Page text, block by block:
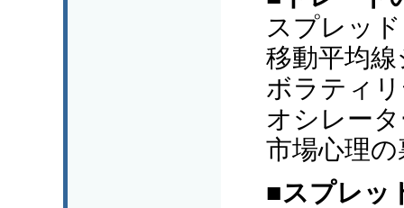
スプレッド
移動平均
ボラティ
オシレー
市場心理の
■スプレッ